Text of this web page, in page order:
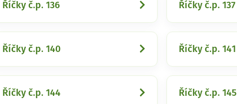
Říčky č.p. 136 Říčky č.p. 137
Říčky č.p. 140 Říčky č.p. 141
Říčky č.p. 144 Říčky č.p. 145